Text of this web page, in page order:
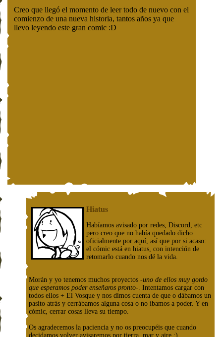
Hiatus
Habíamos avisado por redes, Discord, etc
pero creo que no había quedado dicho
oficialmente por aquí, así que por si acaso:
el cómic está en hiatus, con intención de
retomarlo cuando nos dé la vida.
Morán y yo tenemos muchos proyectos -uno de ellos muy gordo
que esperamos poder enseñaros pronto-. Intentamos cargar con
todos ellos + El Vosque y nos dimos cuenta de que o dábamos un
pasito atrás y cerrábamos alguna cosa o no íbamos a poder. Y en
cómic, cerrar cosas lleva su tiempo.
Os agradecemos la paciencia y no os preocupéis que cuando
decidamos volver avisaremos por tierra, mar y aire :)